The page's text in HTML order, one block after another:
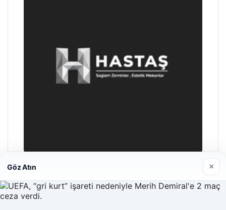
Hastaş Beton
26/05/2026
Göz Atın ×